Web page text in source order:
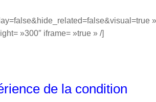
»
»300″ iframe= »true » /]
de la condition